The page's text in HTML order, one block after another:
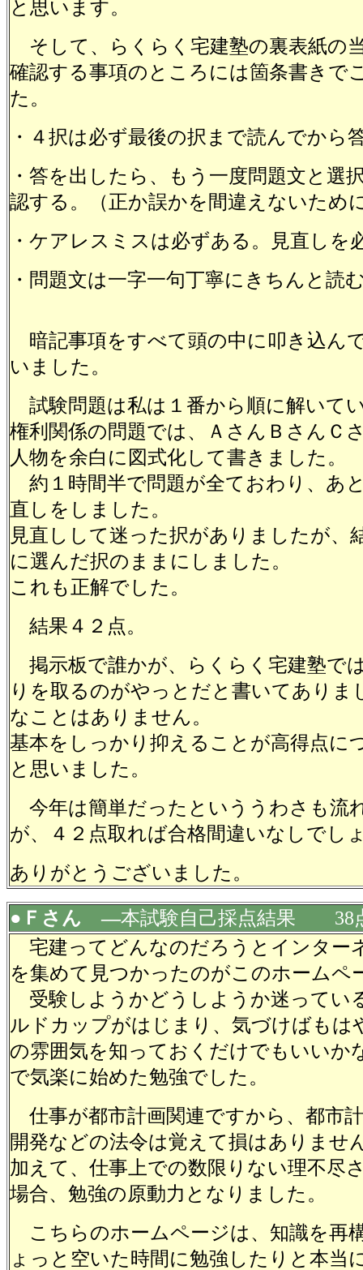
と思います。
そして、らくらく宅建塾の裏表紙の
確認する事項のところには箇条書きで
た。
・４択は必ず最後の択まで読んでから
・答を出したら、もう一度問題文と選
認する。（正か誤かを間違えないため
・ケアレスミスは必ずある。見直しを
・問題文は一字一句丁寧にきちんと読
暗記事項をすべて頭の中に叩き込ん
いました。
試験問題は私は１番から順に解いて
権利関係の問題では、ＡさんＢさんＣ
人物を余白に図式化して書きました。
約１時間半で問題が全ておわり、あ
直しをしました。
見直しして迷った択がありましたが、
に選んだ択のままにしました。
これも正解でした。
結果４２点。
掲示板で誰かが、らくらく宅建塾で
りを取るのがやっとだと書いてありま
なことはありません。
基本をしっかり抑えることが高得点に
と思いました。
今年は簡単だったといううわさも流
が、４２点取れば合格間違いなしでし
ありがとうございました。
●Ｆさん ―本試験自己採点結果 38
宅建ってどんなのだろうとインター
を集めて見つかったのがこのホームペ
受験しようかどうしようか迷ってい
ルドカップがはじまり、気づけばもは
の雰囲気を知っておくだけでもいいか
で気楽に始めた勉強でした。
仕事が都市計画関連ですから、都市
開発などの法令は覚えて損はありませ
加えて、仕事上での数限りない理不尽
場合、勉強の原動力となりました。
こちらのホームページは、知識を再
ょっと空いた時間に勉強したりと本当